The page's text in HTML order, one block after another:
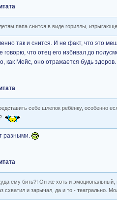
папа снится в виде гориллы,
так и снится. И не факт, что это
говорю, что отец его избивал до
как Мейс, оно отражается будь здоров.
себе шлепок ребёнку, особенно
разными.
ему бить?! Он же хоть и
схватил и зарычал, да и то - театрально.